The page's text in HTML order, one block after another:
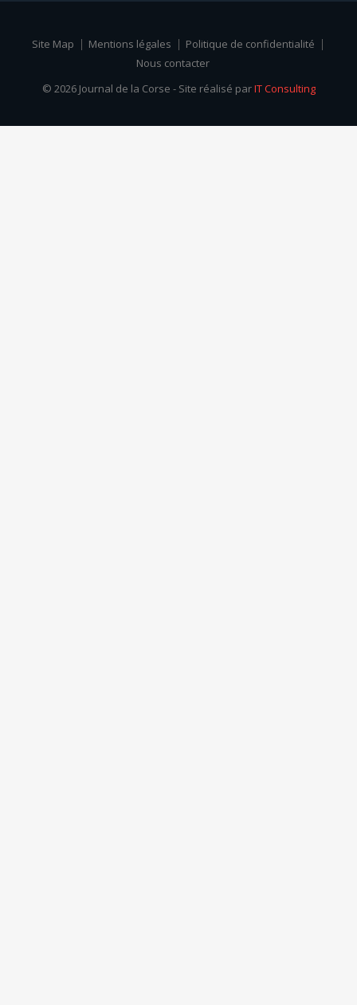
Site Map Mentions légales
Politique de confidentialité
Nous contacter
© 2026 Journal de la Corse - Site réalisé parIT Consulting